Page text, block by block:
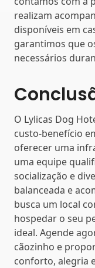
realizam
disponíveis em
garantimos que
necessários
O Lylicas Dog
custo-benefício
oferecer uma
uma equipe
socialização e
balanceada e
busca um local
hospedar o seu
ideal. Agende
cãozinho e
conforto, alegria